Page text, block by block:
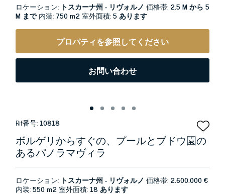
ロケーション: トスカーナ州 - リヴォルノ 価格帯: 2.5 M から 5
M まで内装: 750 m2室外面積:5 あります
プロパティを参照してください
お問い合わせ
Rif番号: 10818
ボルゲリからすぐの、プールとブドウ園の
あるパノラマヴィラ
ロケーション: トスカーナ州 - リヴォルノ 価格帯: 2.600.000 €
内装:550 m2室外面積: 18 あります